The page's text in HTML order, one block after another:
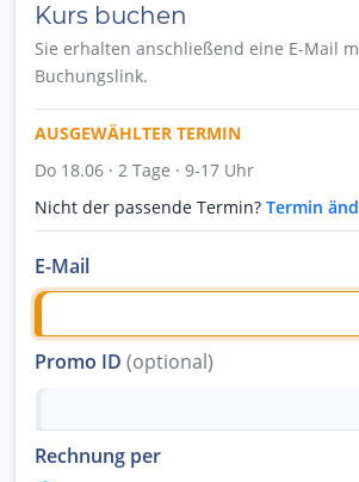
Kurs buchen
Sie erhalten anschließend eine E-Mail
Buchungslink.
AUSGEWÄHLTER TERMIN
Do 18.06 · 2 Tage · 9-17 Uhr
Nicht der passende Termin? Termin
E-Mail
Promo ID (optional)
Rechnung per